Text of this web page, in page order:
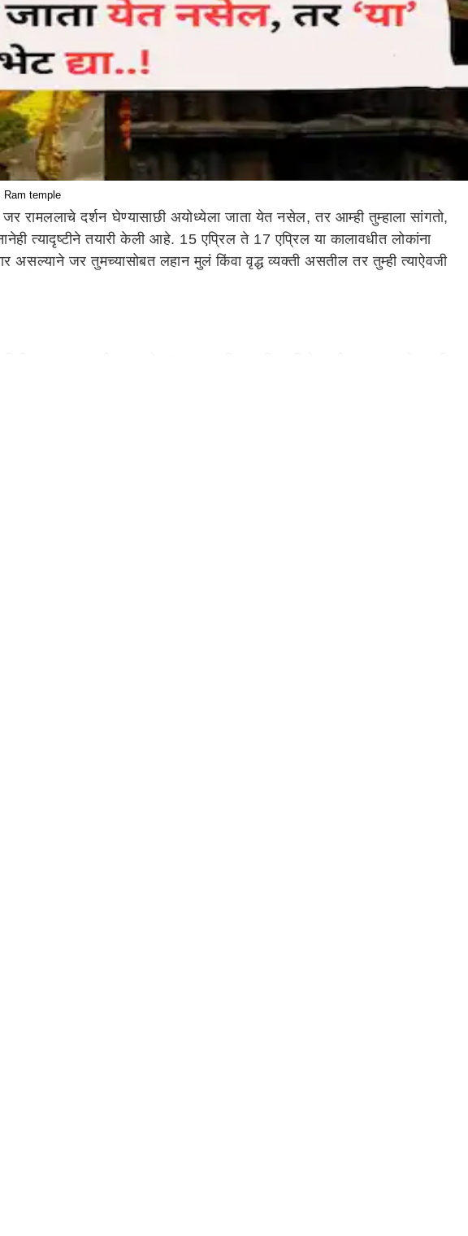
temple
दर्शन घेण्यासाछी अयोध्येला जाता येत नसेल, तर आम्ही तुम्हाला सांगतो,
त्यादृष्टीने तयारी केली आहे. 15 एप्रिल ते 17 एप्रिल या कालावधीत लोकांना
असल्याने जर तुमच्यासोबत लहान मुलं किंवा वृद्ध व्यक्ती असतील तर तुम्ही त्याऐवजी
रामनवमीला सुमारे 15 लाख भाविक याठिकाणी येण्याची शक्यता आहे, अशी
जाण्याचा विचार करत असाल, तर अयोध्येशिवाय या मंदिरांमध्येही तुम्ही